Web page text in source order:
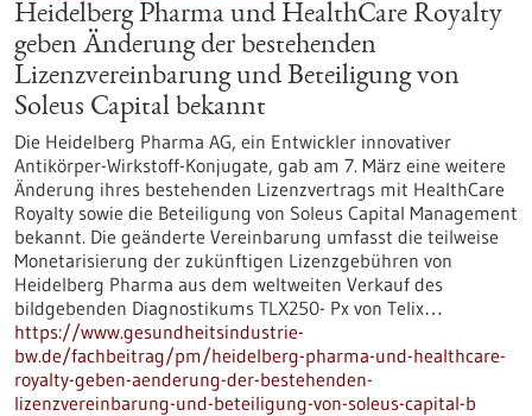
Heidelberg Pharma und HealthCare Royalty
geben Änderung der bestehenden
Lizenzvereinbarung und Beteiligung von
Soleus Capital bekannt
Die Heidelberg Pharma AG, ein Entwickler innovativer
Antikörper-Wirkstoff-Konjugate, gab am 7. März eine weitere
Änderung ihres bestehenden Lizenzvertrags mit HealthCare
Royalty sowie die Beteiligung von Soleus Capital Management
bekannt. Die geänderte Vereinbarung umfasst die teilweise
Monetarisierung der zukünftigen Lizenzgebühren von
Heidelberg Pharma aus dem weltweiten Verkauf des
bildgebenden Diagnostikums TLX250- Px von Telix…
https://www.gesundheitsindustrie-
bw.de/fachbeitrag/pm/heidelberg-pharma-und-healthcare-
royalty-geben-aenderung-der-bestehenden-
lizenzvereinbarung-und-beteiligung-von-soleus-capital-b